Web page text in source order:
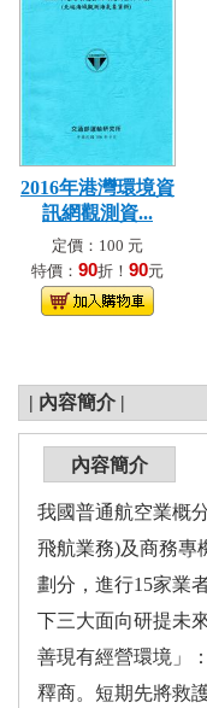
2016年港灣環境資
訊網觀測資...
定價：100 元
特價： 90折！ 90元
| 內容簡介 |
內容簡介
我國普通航空業概
飛航業務)及商務專
劃分，進行15家業
下三大面向研提未
善現有經營環境」
釋商。短期先將救